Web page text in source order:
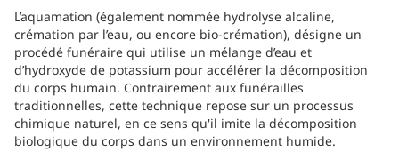
L’aquamation (également nommée hydrolyse alcaline,
crémation par l’eau, ou encore bio-crémation), désigne un
procédé funéraire qui utilise un mélange d’eau et
d’hydroxyde de potassium pour accélérer la décomposition
du corps humain. Contrairement aux funérailles
traditionnelles, cette technique repose sur un processus
chimique naturel, en ce sens qu'il imite la décomposition
biologique du corps dans un environnement humide.